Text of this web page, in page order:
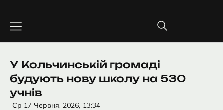
вмісту
У Кольчинській громаді
будують нову школу на 530
учнів
Ср 17 Червня, 2026, 13:34